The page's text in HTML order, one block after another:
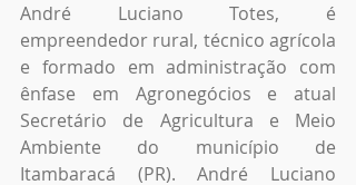
André Luciano Totes, é
empreendedor rural, técnico agrícola
e formado em administração com
ênfase em Agronegócios e atual
Secretário de Agricultura e Meio
Ambiente do município de
Itambaracá (PR). André Luciano